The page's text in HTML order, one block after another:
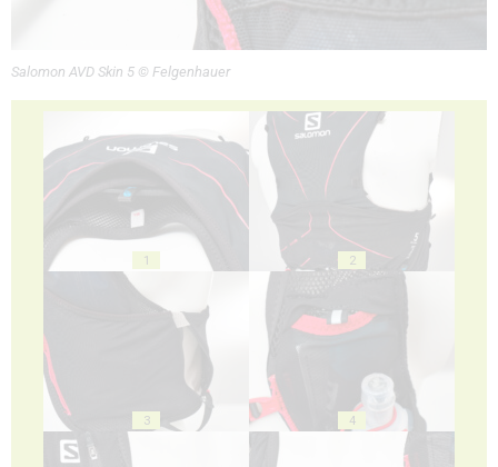
Salomon AVD Skin 5 © Felgenhauer
1 2
3 4